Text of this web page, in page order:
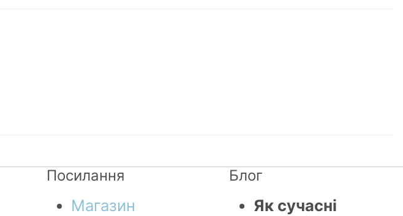
Посилання
Магазин
Блог
Як сучасні